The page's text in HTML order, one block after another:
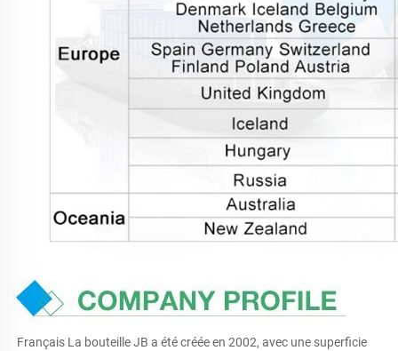
Français La bouteille JB a été créée en 2002, avec une superficie